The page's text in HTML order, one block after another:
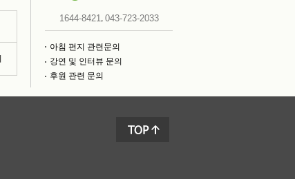
1644-8421, 043-723-2033
아침 편지 관련문의
강연 및 인터뷰 문의
후원 관련 문의